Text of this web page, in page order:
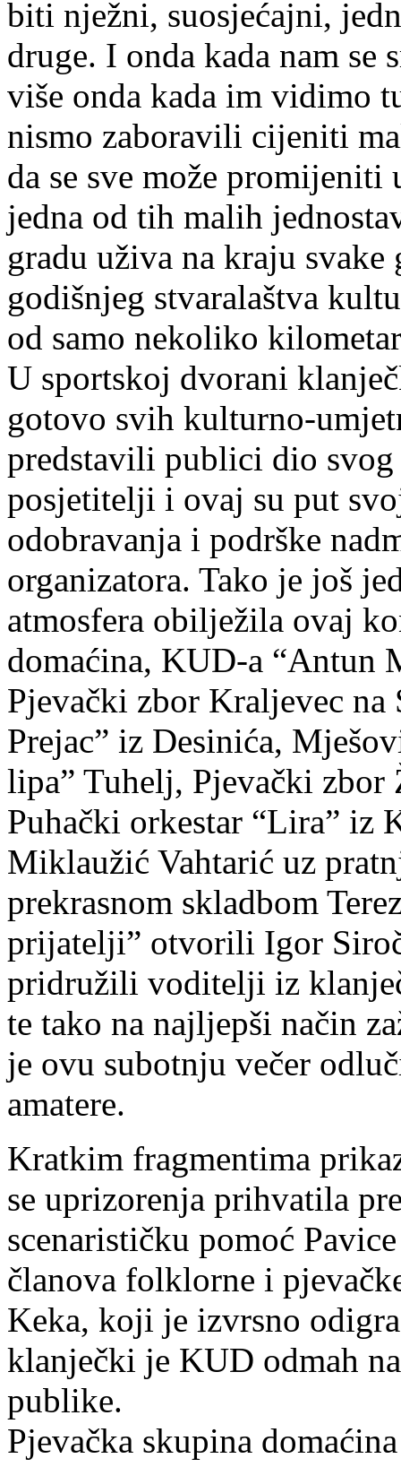
biti nježni, suosjećajni,
druge. I onda kada nam
više onda kada im vidimo
nismo zaboravili cijeniti
da se sve može
jedna od tih malih
gradu uživa na kraju
godišnjeg stvaralaštva
od samo nekoliko
U sportskoj dvorani
gotovo svih kulturno-
predstavili publici dio svog
posjetitelji i ovaj su put
odobravanja i podrške
organizatora. Tako je još
atmosfera obilježila ovaj
domaćina, KUD-a “Antun
Pjevački zbor Kraljevec
Prejac” iz Desinića,
lipa” Tuhelj, Pjevački zbor
Puhački orkestar “Lira” iz
Miklaužić Vahtarić uz
prekrasnom skladbom
prijatelji” otvorili Igor
pridružili voditelji iz
te tako na najljepši način
je ovu subotnju večer
amatere.
Kratkim fragmentima
se uprizorenja prihvatila
scenarističku pomoć
članova folklorne i
Keka, koji je izvrsno
klanječki je KUD odmah
publike.
Pjevačka skupina